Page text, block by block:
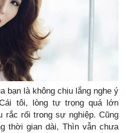
bạn là không chịu lắng nghe ý
tôi, lòng tự trọng quá lớn
rắc rối trong sự nghiệp. Cũng
thời gian dài, Thìn vẫn chưa